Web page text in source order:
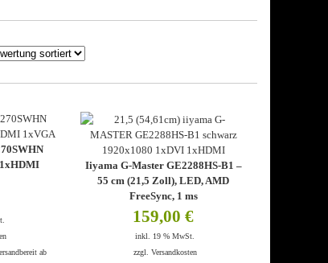
ab
Iiyama G-Master GE2288HS-B1 –
55 cm (21,5 Zoll), LED, AMD
FreeSync, 1 ms
159,00€
inkl. 19 % MwSt.
zzgl. Versandkosten